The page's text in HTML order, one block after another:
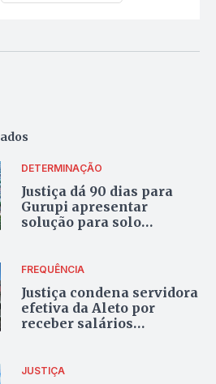
DETERMINAÇÃO
Justiça dá 90 dias para
Gurupi apresentar
solução para solo
FREQUÊNCIA
Justiça condena servidora
efetiva da Aleto por
receber salários
JUSTIÇA